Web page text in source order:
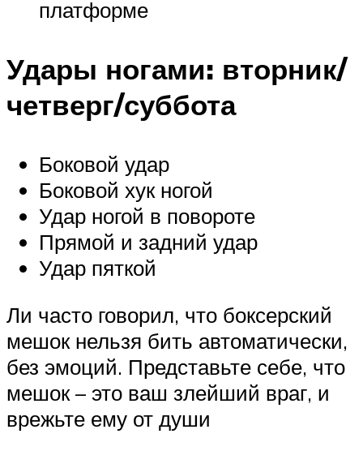
платформе
Удары ногами: вторник/
четверг/суббота
Боковой удар
Боковой хук ногой
Удар ногой в повороте
Прямой и задний удар
Удар пяткой
Ли часто говорил, что боксерский
мешок нельзя бить автоматически,
без эмоций. Представьте себе, что
мешок – это ваш злейший враг, и
врежьте ему от души